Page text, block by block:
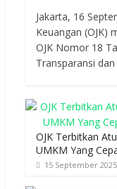
Jakarta, 16
Keuangan (OJK)
OJK Nomor 18
Transparansi
OJK Terbitkan
UMKM Yang
15 September 2025